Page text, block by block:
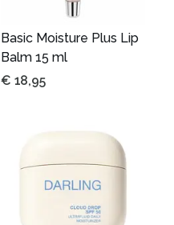
Basic Moisture Plus Lip
Balm 15 ml
€ 18,95